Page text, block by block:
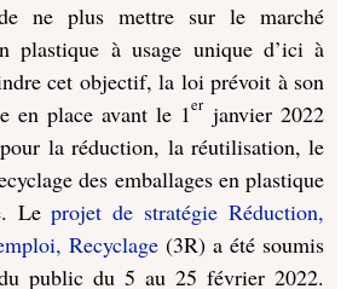
ne plus mettre sur le marché
plastique à usage unique d’ici à
cet objectif, la loi prévoit à son
en place avant le 1erjanvier 2022
la réduction, la réutilisation, le
des emballages en plastique
Leprojet de stratégie Réduction,
Recyclage (3R) a été soumis
public du 5 au 25 février 2022.